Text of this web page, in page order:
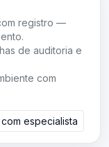
registro —
de auditoria e
com
especialista